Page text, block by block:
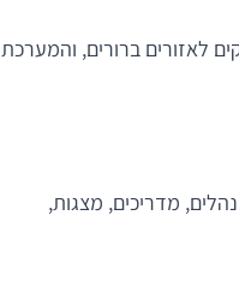
לאזורים ברורים, והמערכת
מדריכים, מצגות,